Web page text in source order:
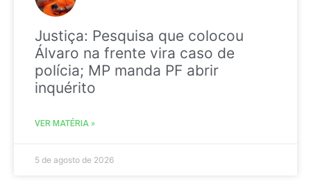
Justiça: Pesquisa que colocou
Álvaro na frente vira caso de
polícia; MP manda PF abrir
inquérito
VER MATÉRIA »
5 de agosto de 2026